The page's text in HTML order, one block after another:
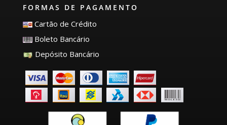
FORMAS DE PAGAMENTO
Cartão de Crédito
Boleto Bancário
Depósito Bancário